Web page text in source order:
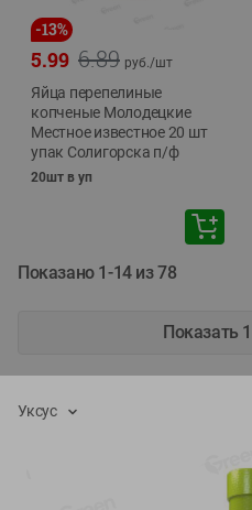
-13%
6.89
5.99 руб./шт
Яйца перепелиные
копченые Молодецкие
Местное известное 20 шт
упак Солигорска п/ф
20шт в уп
Показано 1-14 из 78
Показать
Уксус